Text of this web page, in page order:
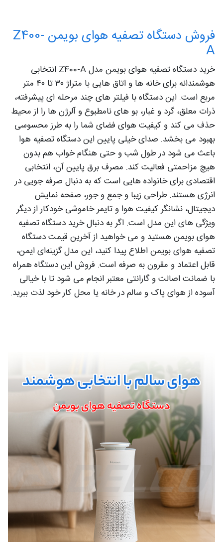
فروش دستگاه تصفیه هوای بویمن Z400-
A
خرید دستگاه تصفیه هوای بویمن مدل Z400-A انتخابی
هوشمندانه برای خانه‌ ها و اتاق‌ هایی با متراژ ۳۰ تا ۴۰ متر
مربع است. این دستگاه با فیلتر های چند مرحله‌ ای پیشرفته،
ذرات معلق، گرد و غبار، بو های نامطبوع و آلرژن‌ ها را از محیط
حذف می‌ کند و کیفیت هوای فضای شما را به طرز محسوسی
بهبود می‌ بخشد. صدای خیلی پایین این دستگاه تصفیه هوا
باعث می‌ شود در طول شب و حتی هنگام خواب هم بدون
هیچ مزاحمتی فعالیت کند. مصرف برق پایین آن، انتخابی
اقتصادی برای خانواده‌ هایی است که به دنبال صرفه‌ جویی در
انرژی هستند. طراحی زیبا و جمع‌ و جور، صفحه نمایش
دیجیتال، نشانگر کیفیت هوا و تایمر خاموشی خودکار از دیگر
ویژگی‌ های این مدل است. اگر به دنبال خرید دستگاه تصفیه
هوای بویمن هستید و می‌ خواهید از آخرین قیمت دستگاه
تصفیه هوای بویمن اطلاع پیدا کنید، این مدل گزینه‌ای ایمن،
قابل اعتماد و مقرون‌ به‌ صرفه است. فروش این دستگاه همراه
با ضمانت اصالت و گارانتی معتبر انجام می‌ شود تا با خیالی
آسوده از هوای پاک و سالم در خانه یا محل کار خود لذت ببرید.